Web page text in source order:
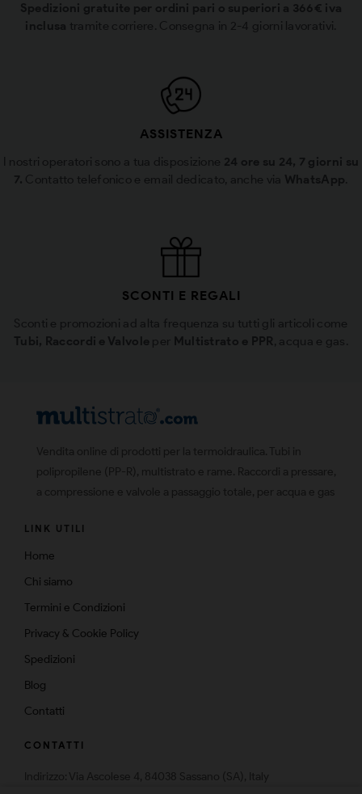
Spedizioni gratuite per ordini pari o superiori a 366€ iva
inclusa tramite corriere. Consegna in 2-4 giorni lavorativi.
ASSISTENZA
I nostri operatori sono a tua disposizione 24 ore su 24, 7 giorni su
7. Contatto telefonico e email dedicato, anche via WhatsApp
SCONTI E REGALI
Sconti e promozioni ad alta frequenza su tutti gli articoli come
Tubi, Raccordi e Valvole per Multistrato e PPR , acqua e gas.
LINK UTILI
Home
Chi siamo
Termini e Condizioni
Privacy & Cookie Policy
Spedizioni
Blog
Contatti
CONTATTI